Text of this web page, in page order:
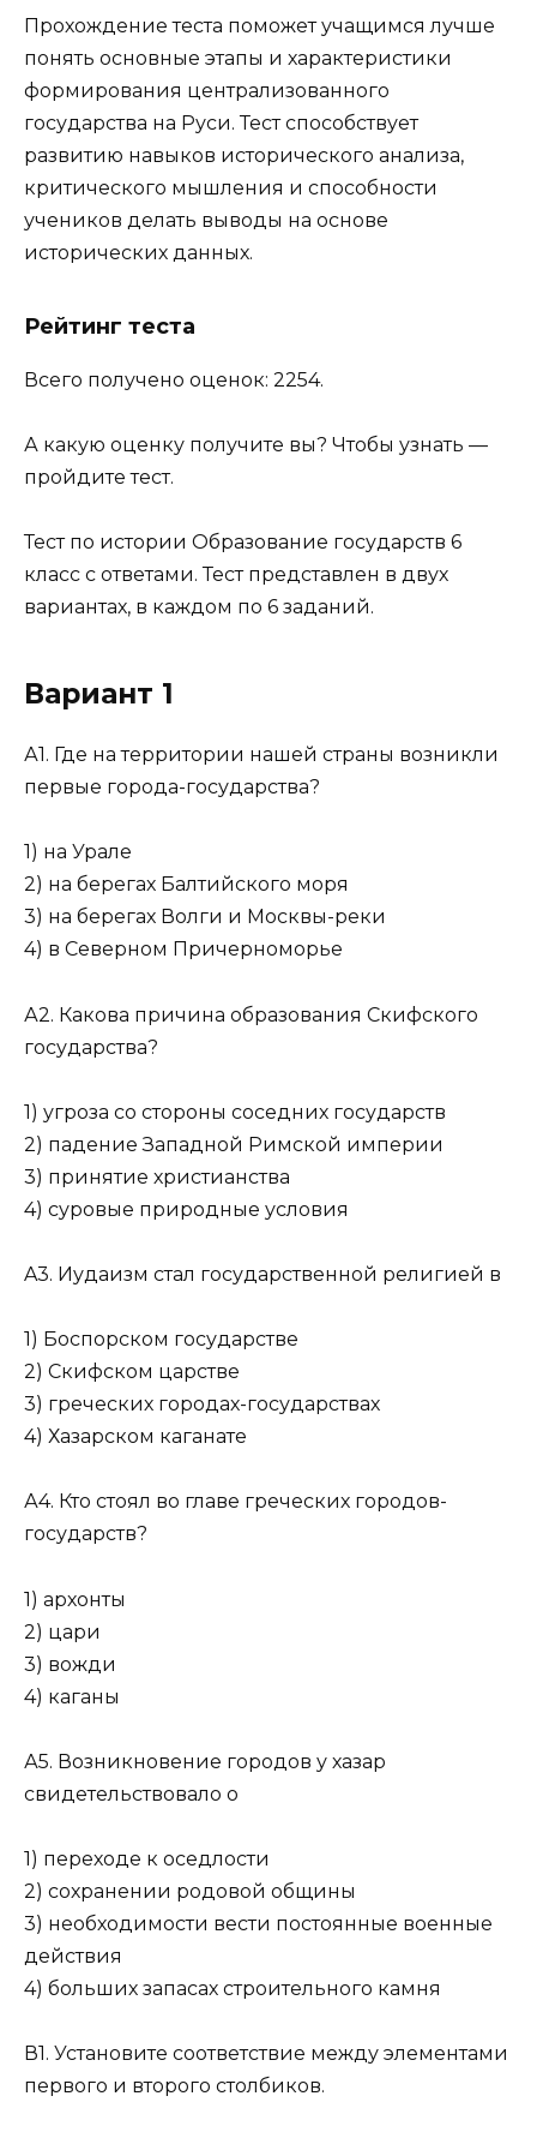
Прохождение теста поможет учащимся лучше
понять основные этапы и характеристики
формирования централизованного
государства на Руси. Тест способствует
развитию навыков исторического анализа,
критического мышления и способности
учеников делать выводы на основе
исторических данных.
Рейтинг теста
Всего получено оценок: 2254.
А какую оценку получите вы? Чтобы узнать —
пройдите тест.
Тест по истории Образование государств 6
класс с ответами. Тест представлен в двух
вариантах, в каждом по 6 заданий.
Вариант 1
А1. Где на территории нашей страны возникли
первые города-государства?
1) на Урале
2) на берегах Балтийского моря
3) на берегах Волги и Москвы-реки
4) в Северном Причерноморье
А2. Какова причина образования Скифского
государства?
1) угроза со стороны соседних государств
2) падение Западной Римской империи
3) принятие христианства
4) суровые природные условия
A3. Иудаизм стал государственной религией в
1) Боспорском государстве
2) Скифском царстве
3) греческих городах-государствах
4) Хазарском каганате
А4. Кто стоял во главе греческих городов-
государств?
1) архонты
2) цари
3) вожди
4) каганы
А5. Возникновение городов у хазар
свидетельствовало о
1) переходе к оседлости
2) сохранении родовой общины
3) необходимости вести постоянные военные
действия
4) больших запасах строительного камня
В1. Установите соответствие между элементами
первого и второго столбиков.